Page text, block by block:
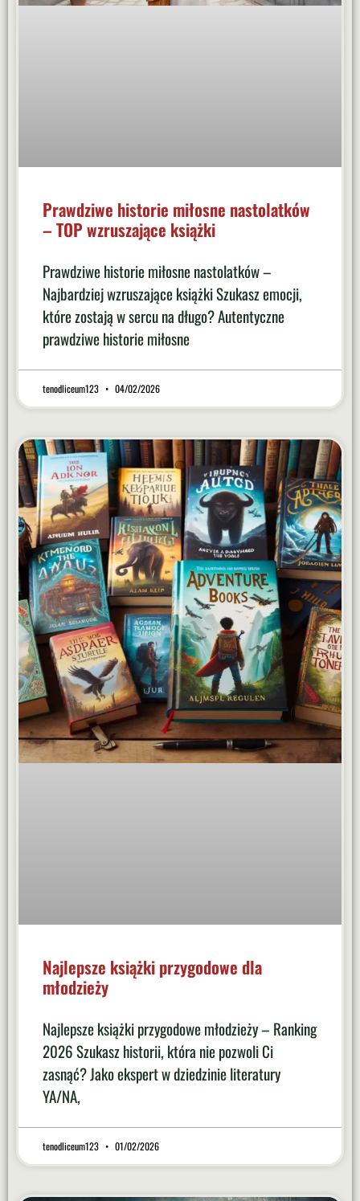
Prawdziwe historie miłosne nastolatków
– TOP wzruszające książki
Prawdziwe historie miłosne nastolatków –
Najbardziej wzruszające książki Szukasz emocji,
które zostają w sercu na długo? Autentyczne
prawdziwe historie miłosne
tenodliceum123 04/02/2026
Najlepsze książki przygodowe dla
młodzieży
Najlepsze książki przygodowe młodzieży – Ranking
2026 Szukasz historii, która nie pozwoli Ci
zasnąć? Jako ekspert w dziedzinie literatury
YA/NA,
tenodliceum123 01/02/2026